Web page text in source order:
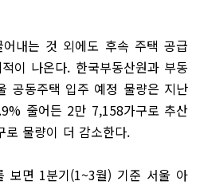
내는 것 외에도 후속 주택 공급
이 나온다. 한국부동산원과 부동
공동주택 입주 예정 물량은 지난
줄어든 2만 7,158가구로 추산
물량이 더 감소한다.
보면 1분기(1~3월) 기준 서울 아